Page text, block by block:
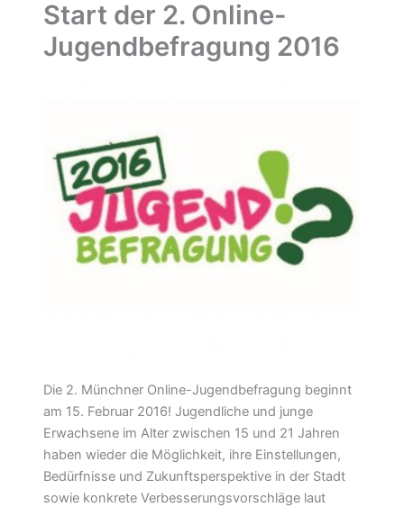
Start der 2. Online-
Jugendbefragung 2016
Die 2. Münchner Online-Jugendbefragung beginnt
am 15. Februar 2016! Jugendliche und junge
Erwachsene im Alter zwischen 15 und 21 Jahren
haben wieder die Möglichkeit, ihre Einstellungen,
Bedürfnisse und Zukunftsperspektive in der Stadt
sowie konkrete Verbesserungsvorschläge laut